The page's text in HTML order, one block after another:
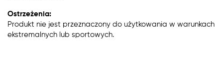
Ostrzeżenia:
Produkt nie jest przeznaczony do użytkowania w warunkach
ekstremalnych lub sportowych.